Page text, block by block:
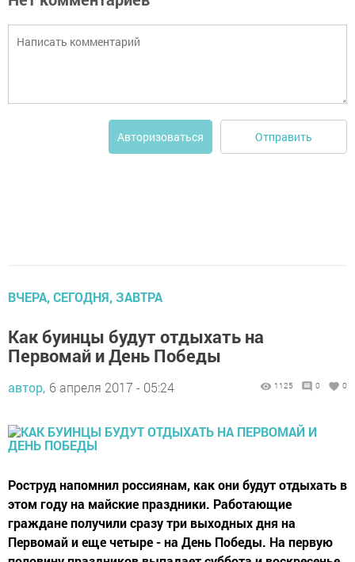
Авторизоваться Отправить
ВЧЕРА, СЕГОДНЯ, ЗАВТРА
Как буинцы будут отдыхать на
Первомай и День Победы
автор, 6 апреля 2017 - 05:24 1125 0 0
Роструд напомнил россиянам, как они будут отдыхать в
этом году на майские праздники. Работающие
граждане получили сразу три выходных дня на
Первомай и еще четыре - на День Победы. На первую